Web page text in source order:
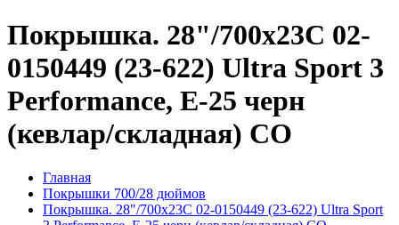
Покрышка. 28"/700x23C 02-
0150449 (23-622) Ultra Sport 3
Performance, E-25 черн
(кевлар/складная) CO
Главная
Покрышки 700/28 дюймов
Покрышка. 28"/700x23C 02-0150449 (23-622) Ultra Sport